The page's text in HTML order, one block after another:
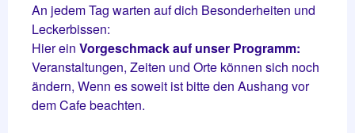
An jedem Tag warten auf dich Besonderheiten und
Leckerbissen:
Hier ein Vorgeschmack auf unser Programm:
Veranstaltungen, Zeiten und Orte können sich noch
ändern, Wenn es soweit ist bitte den Aushang vor
dem Cafe beachten.